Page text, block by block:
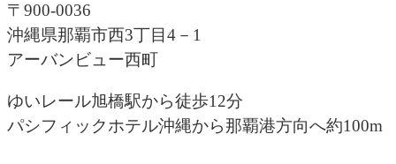
〒900-0036
沖縄県那覇市西3丁目4－1
アーバンビュー西町
ゆいレール旭橋駅から徒歩12分
パシフィックホテル沖縄から那覇港方向へ約100m